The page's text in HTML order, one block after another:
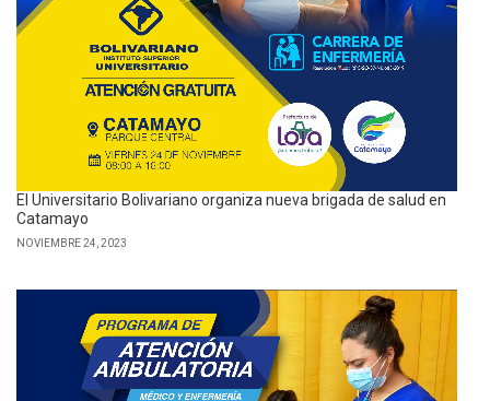
El Universitario Bolivariano organiza nueva brigada de salud en
Catamayo
NOVIEMBRE 24, 2023